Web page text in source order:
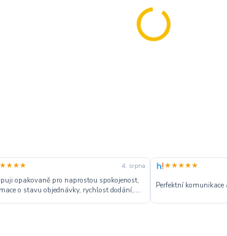
4. srpna
opakovaně pro naprostou spokojenost,
o stavu objednávky, rychlost dodání,....
★★★★★
Perfektní komunikace